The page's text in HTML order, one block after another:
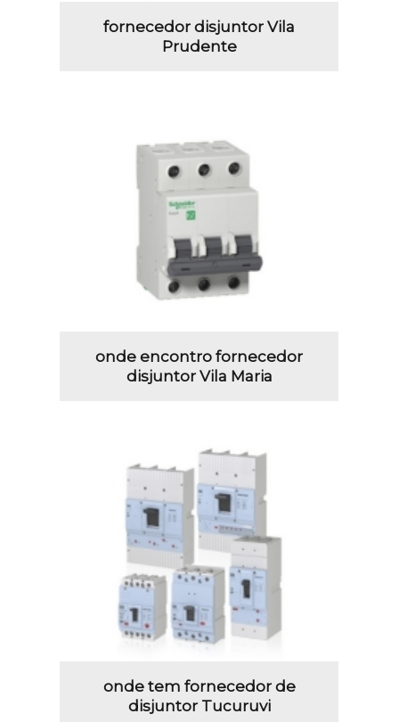
fornecedor disjuntor Vila
Prudente
onde encontro fornecedor
disjuntor Vila Maria
onde tem fornecedor de
disjuntor Tucuruvi